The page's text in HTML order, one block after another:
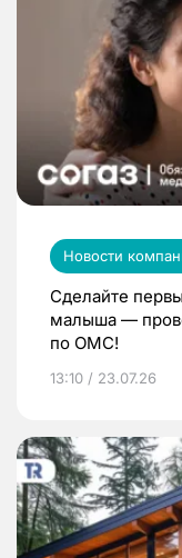
Новости
Сделайте
малыша —
по ОМС!
13:10 / 23.07.26